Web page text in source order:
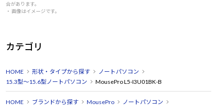
合があります。
・ 画像はイメージです。
カテゴリ
HOME 形状・タイプから探す
ノートパソコン
15.3型～15.6型ノートパソコン
MousePro L5-I3U01BK-B
HOME ブランドから探す MousePro
ノートパソコン